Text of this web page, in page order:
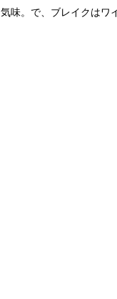
味。で、ブレイクはワ